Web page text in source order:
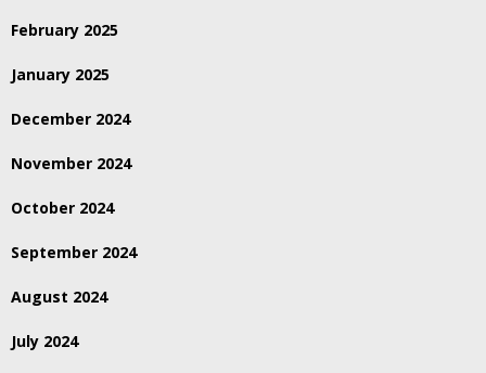
February 2025
January 2025
December 2024
November 2024
October 2024
September 2024
August 2024
July 2024